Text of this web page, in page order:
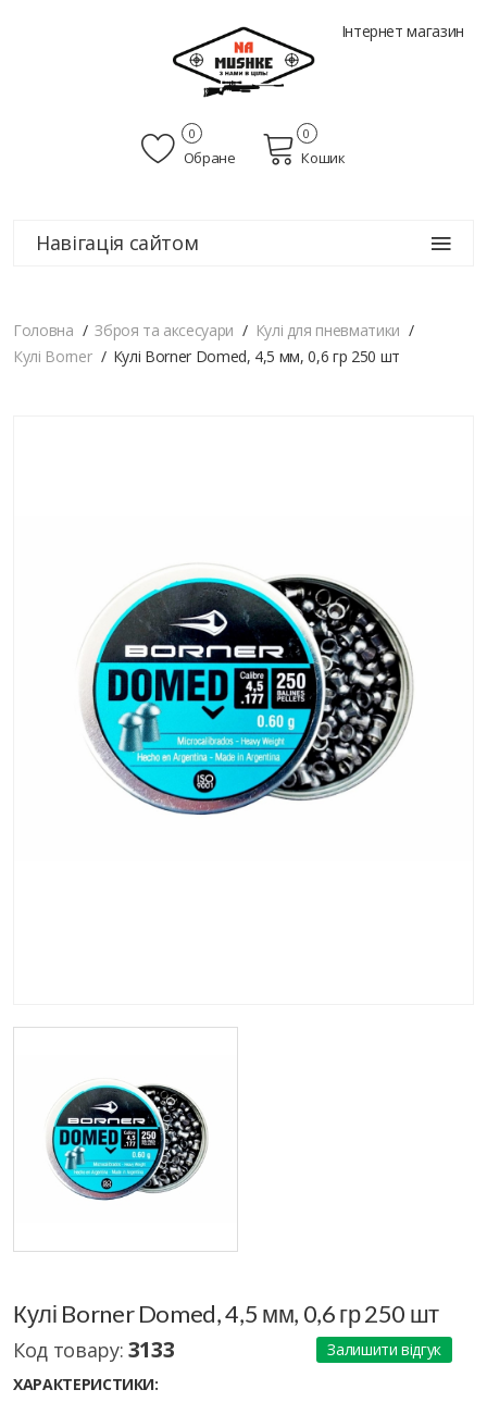
Інтернет магазин
Обране
0
Кошик
0
Навігація сайтом
Головна Зброя та аксесуари
Кулі для пневматики
Кулі Borner
Кулі Borner Domed, 4,5 мм, 0,6 гр 250 шт
Кулі Borner Domed, 4,5 мм, 0,6 гр 250 шт
Код товару: 3133
Залишити відгук
ХАРАКТЕРИСТИКИ: